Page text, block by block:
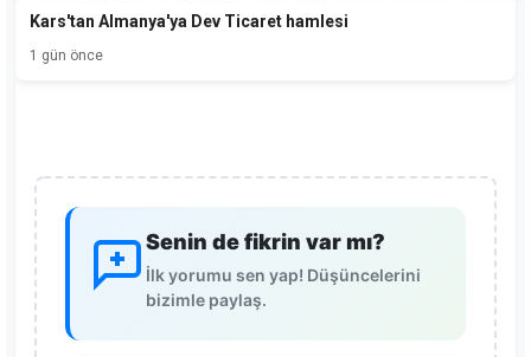
Kars'tan Almanya'ya Dev Ticaret hamlesi
1 gün önce
Senin de fikrin var mı?
İlk yorumu sen yap! Düşüncelerini
bizimle paylaş.